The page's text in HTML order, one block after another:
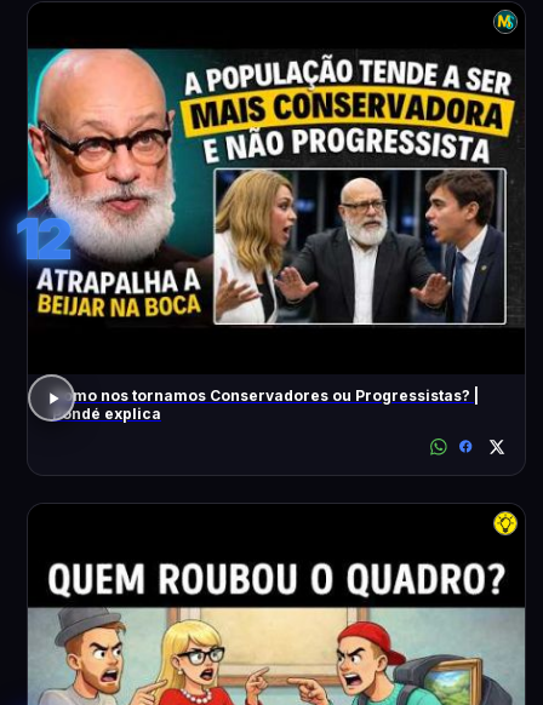
12
Como nos tornamos Conservadores ou Progressistas? |
Pondé explica